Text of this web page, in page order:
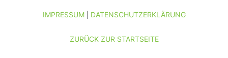
IMPRESSUM| DATENSCHUTZERKLÄRUNG
ZURÜCK ZUR STARTSEITE